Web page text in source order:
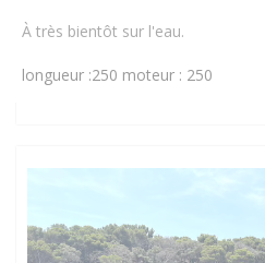
À très bientôt sur l'eau.
longueur :250 moteur : 250